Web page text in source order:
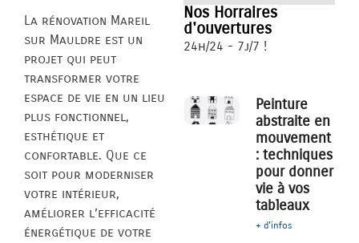
La rénovation Mareil
sur Mauldre est un
projet qui peut
transformer votre
espace de vie en un lieu
plus fonctionnel,
esthétique et
confortable. Que ce
soit pour moderniser
votre intérieur,
améliorer l’efficacité
énergétique de votre
Nos Horraires
d'ouvertures
24h/24 - 7j/7 !
Peinture
abstraite en
mouvement
: techniques
pour donner
vie à vos
tableaux
+ d'infos